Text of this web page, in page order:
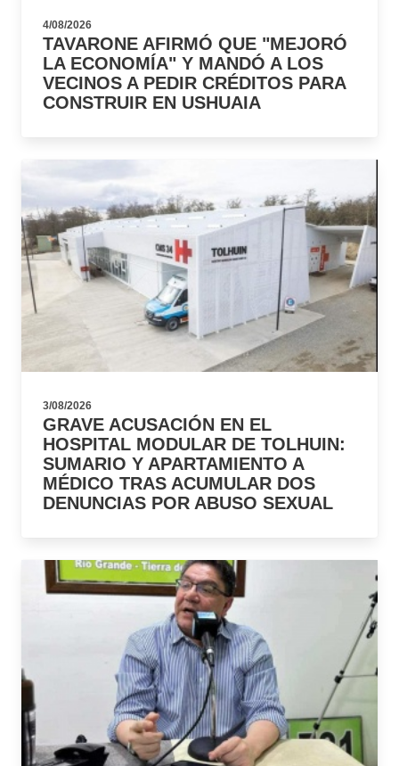
4/08/2026
TAVARONE AFIRMÓ QUE "MEJORÓ
LA ECONOMÍA" Y MANDÓ A LOS
VECINOS A PEDIR CRÉDITOS PARA
CONSTRUIR EN USHUAIA
3/08/2026
GRAVE ACUSACIÓN EN EL
HOSPITAL MODULAR DE TOLHUIN:
SUMARIO Y APARTAMIENTO A
MÉDICO TRAS ACUMULAR DOS
DENUNCIAS POR ABUSO SEXUAL